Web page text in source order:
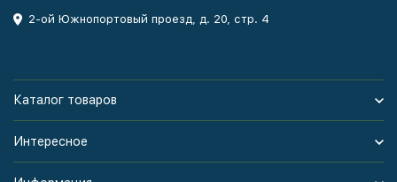
2-ой Южнопортовый проезд, д. 20, стр. 4
Каталог товаров
Интересное